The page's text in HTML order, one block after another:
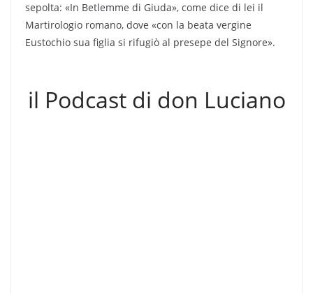
sepolta: «In Betlemme di Giuda», come dice di lei il
Martirologio romano, dove «con la beata vergine
Eustochio sua figlia si rifugiò al presepe del Signore».
il Podcast di don Luciano